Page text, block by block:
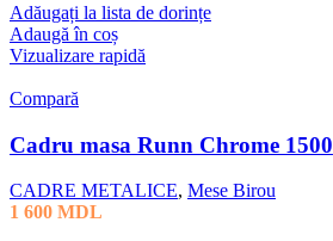
Adăugați la lista de dorințe
Adaugă în coș
Vizualizare rapidă
Compară
Cadru masa Runn Chrome 1500
CADRE METALICE, Mese Birou
1 600 MDL